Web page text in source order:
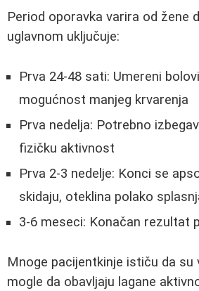
Period oporavka varira od žene
uglavnom uključuje:
Prva 24-48 sati: Umereni
mogućnost manjeg krvarenja
Prva nedelja: Potrebno
fizičku aktivnost
Prva 2-3 nedelje: Konci se
skidaju, oteklina polako
3-6 meseci: Konačan rezultat
Mnoge pacijentkinje ističu da su
mogle da obavljaju lagane